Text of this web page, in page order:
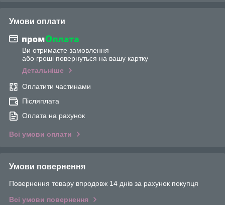
Умови оплати
Ви отримаєте замовлення
або гроші повернуться на вашу картку
Детальніше
Оплатити частинами
Післяплата
Оплата на рахунок
Всі умови оплати
Умови повернення
Повернення товару впродовж 14 днів за рахунок покупця
Всі умови повернення